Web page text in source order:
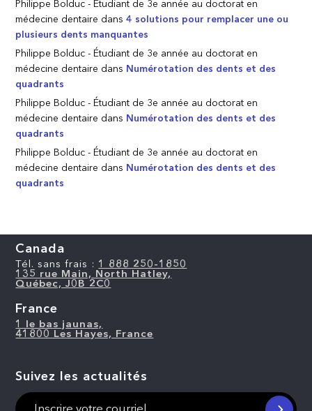
Philippe Bolduc - Étudiant de 3e année au doctorat en
médecine dentaire dans4 solutions pour remplacer une ou
plusieurs dents manquantes
Philippe Bolduc - Étudiant de 3e année au doctorat en
médecine dentaire dans Numérotation des dents et des
quadrants
Philippe Bolduc - Étudiant de 3e année au doctorat en
médecine dentaire dans Numérotation des dents et des
quadrants
Philippe Bolduc - Étudiant de 3e année au doctorat en
médecine dentaire dans Numérotation des dents et des
quadrants
Canada
Tél. sans frais : 1 888 250-1850
135 rue Main, North Hatley,
Québec, J0B 2C0
France
1 le bas jaunas,
41800 Les Hayes, France
Suivez les actualités